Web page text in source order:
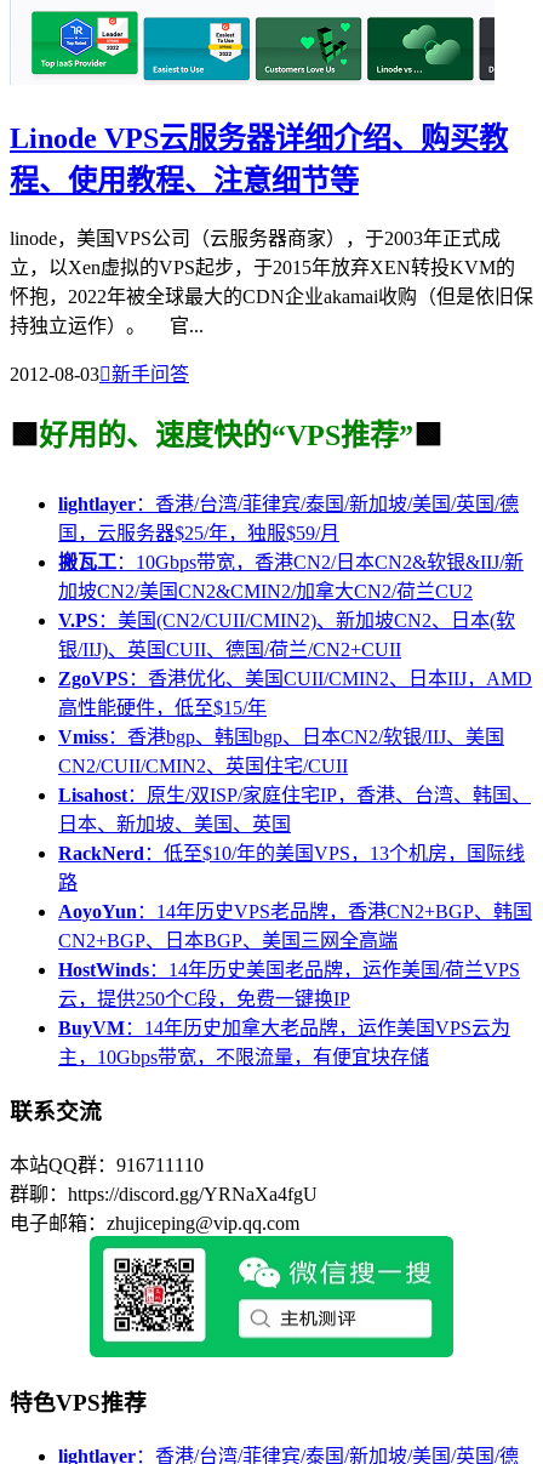
Linode VPS云服务器详细介绍、购买教
程、使用教程、注意细节等
linode，美国VPS公司（云服务器商家），于2003年正式成
立，以Xen虚拟的VPS起步，于2015年放弃XEN转投KVM的
怀抱，2022年被全球最大的CDN企业akamai收购（但是依旧保
持独立运作）。 官...
2012-08-03新手问答
🟩 好用的、速度快的“VPS推荐” 🟩
lightlayer：香港/台湾/菲律宾/泰国/新加坡/美国/英国/德
国，云服务器$25/年，独服$59/月
搬瓦工：10Gbps带宽，香港CN2/日本CN2&软银&IIJ/新
加坡CN2/美国CN2&CMIN2/加拿大CN2/荷兰CU2
V.PS：美国(CN2/CUII/CMIN2)、新加坡CN2、日本(软
银/IIJ)、英国CUII、德国/荷兰/CN2+CUII
ZgoVPS：香港优化、美国CUII/CMIN2、日本IIJ，AMD
高性能硬件，低至$15/年
Vmiss：香港bgp、韩国bgp、日本CN2/软银/IIJ、美国
CN2/CUII/CMIN2、英国住宅/CUII
Lisahost：原生/双ISP/家庭住宅IP，香港、台湾、韩国、
日本、新加坡、美国、英国
RackNerd ：低至$10/年的美国VPS，13个机房，国际线
路
AoyoYun ：14年历史VPS老品牌，香港CN2+BGP、韩国
CN2+BGP、日本BGP、美国三网全高端
HostWinds：14年历史美国老品牌，运作美国/荷兰VPS
云，提供250个C段，免费一键换IP
BuyVM：14年历史加拿大老品牌，运作美国VPS云为
主，10Gbps带宽，不限流量，有便宜块存储
联系交流
本站QQ群：916711110
群聊：https://discord.gg/YRNaXa4fgU
电子邮箱：zhujiceping@vip.qq.com
特色VPS推荐
lightlayer：香港/台湾/菲律宾/泰国/新加坡/美国/英国/德